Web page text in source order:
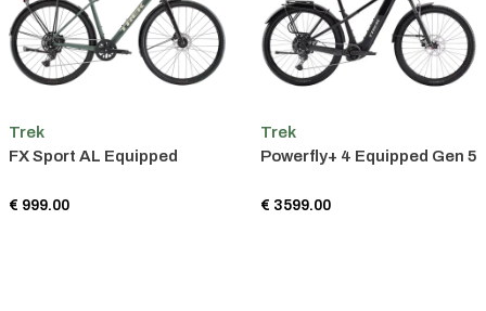
Trek
FX Sport AL Equipped
€ 999.00
Trek
Powerfly+ 4 Equipped Gen 5
€ 3599.00